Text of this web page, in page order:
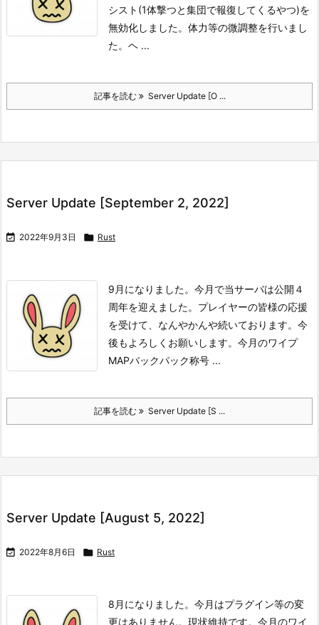
シスト(1体撃つと集団で報復してくるやつ)を
無効化しました。 体力等の微調整を行いまし
た。 ヘ ...
記事を読む Server Update [O ...
Server Update [September 2, 2022]
 2022年9月3日  Rust
9月になりました。 今月で当サーバは公開４
周年を迎えました。 プレイヤーの皆様の応援
を受けて、なんやかんや続いております。 今
後もよろしくお願いします。 今月のワイプ
MAPバックパック称号 ...
記事を読む Server Update [S ...
Server Update [August 5, 2022]
 2022年8月6日  Rust
8月になりました。 今月はプラグイン等の変
更はありません。 現状維持です。 今月のワイ